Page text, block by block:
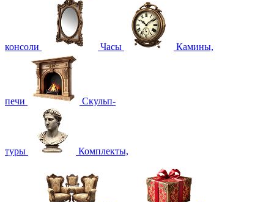
консоли Часы Камины,
печи Скульп-
туры Комплекты,